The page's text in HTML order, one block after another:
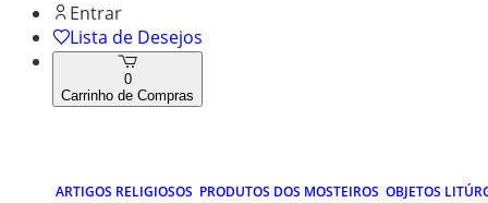
Entrar
Lista de Desejos
0
Carrinho de Compras
ARTIGOS RELIGIOSOS PRODUTOS DOS MOSTEIROS OBJETOS